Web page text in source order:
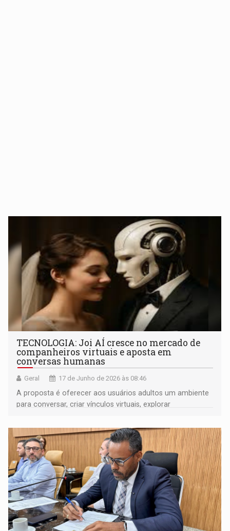
TECNOLOGIA: Joi AÍ cresce no mercado de
companheiros virtuais e aposta em
conversas humanas
Geral 17 de Junho de 2026 às 08:46
A proposta é oferecer aos usuários adultos um ambiente
para conversar, criar vínculos virtuais, explorar
mais naturais do que aquelas encontradas em muitos
aplicativos tradicionais